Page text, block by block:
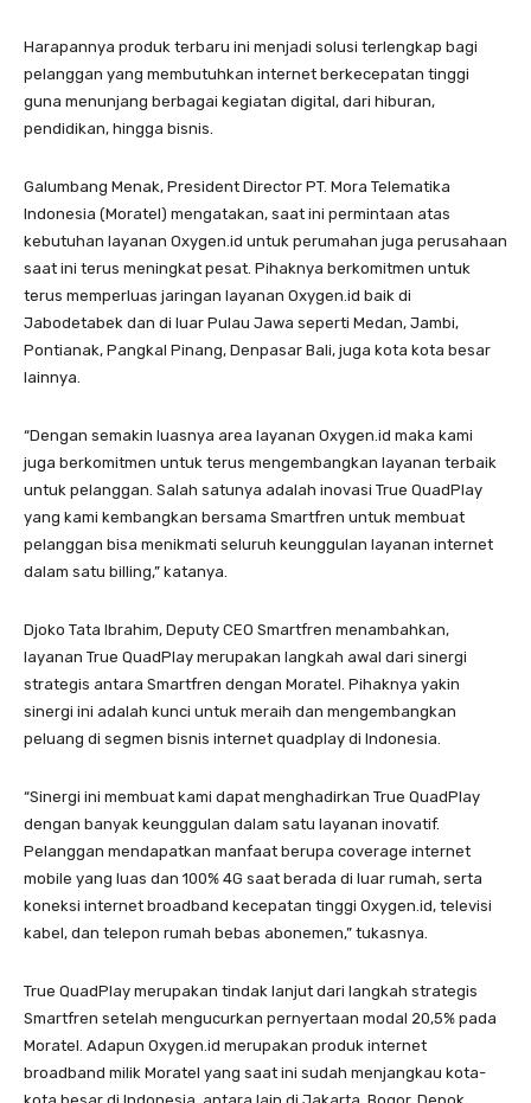
Harapannya produk terbaru ini menjadi solusi terlengkap bagi
pelanggan yang membutuhkan internet berkecepatan tinggi
guna menunjang berbagai kegiatan digital, dari hiburan,
pendidikan, hingga bisnis.
Galumbang Menak, President Director PT. Mora Telematika
Indonesia (Moratel) mengatakan, saat ini permintaan atas
kebutuhan layanan Oxygen.id untuk perumahan juga perusahaan
saat ini terus meningkat pesat. Pihaknya berkomitmen untuk
terus memperluas jaringan layanan Oxygen.id baik di
Jabodetabek dan di luar Pulau Jawa seperti Medan, Jambi,
Pontianak, Pangkal Pinang, Denpasar Bali, juga kota kota besar
lainnya.
“Dengan semakin luasnya area layanan Oxygen.id maka kami
juga berkomitmen untuk terus mengembangkan layanan terbaik
untuk pelanggan. Salah satunya adalah inovasi True QuadPlay
yang kami kembangkan bersama Smartfren untuk membuat
pelanggan bisa menikmati seluruh keunggulan layanan internet
dalam satu billing,” katanya.
Djoko Tata Ibrahim, Deputy CEO Smartfren menambahkan,
layanan True QuadPlay merupakan langkah awal dari sinergi
strategis antara Smartfren dengan Moratel. Pihaknya yakin
sinergi ini adalah kunci untuk meraih dan mengembangkan
peluang di segmen bisnis internet quadplay di Indonesia.
“Sinergi ini membuat kami dapat menghadirkan True QuadPlay
dengan banyak keunggulan dalam satu layanan inovatif.
Pelanggan mendapatkan manfaat berupa coverage internet
mobile yang luas dan 100% 4G saat berada di luar rumah, serta
koneksi internet broadband kecepatan tinggi Oxygen.id, televisi
kabel, dan telepon rumah bebas abonemen,” tukasnya.
True QuadPlay merupakan tindak lanjut dari langkah strategis
Smartfren setelah mengucurkan pernyertaan modal 20,5% pada
Moratel. Adapun Oxygen.id merupakan produk internet
broadband milik Moratel yang saat ini sudah menjangkau kota-